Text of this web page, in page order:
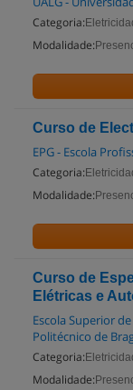
Categoria:
Modalidade:
Curso de
EPG - Escola
Categoria:
Modalidade:
Curso de
Elétricas e
Escola Superior
Politécnico de
Categoria:
Modalidade: